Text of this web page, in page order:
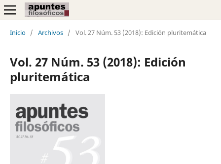
Inicio / Archivos / Vol. 27 Núm. 53 (2018): Edición pluritemática
Vol. 27 Núm. 53 (2018): Edición
pluritemática